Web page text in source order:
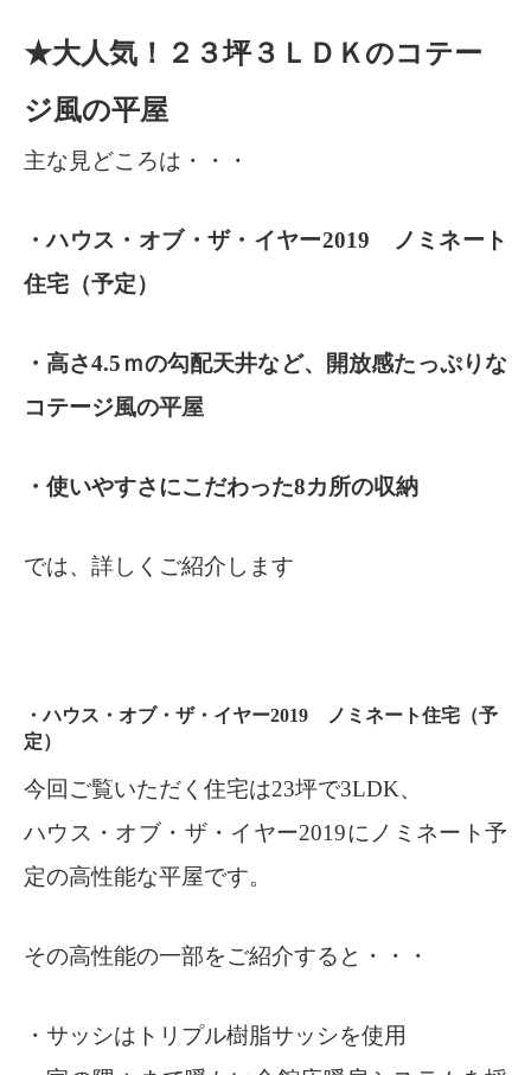
★大人気！２３坪３ＬＤＫのコテー
ジ風の平屋
主な見どころは・・・
・ハウス・オブ・ザ・イヤー2019 ノミネート
住宅（予定）
・高さ4.5ｍの勾配天井など、開放感たっぷりな
コテージ風の平屋
・使いやすさにこだわった8カ所の収納
では、詳しくご紹介します
・ハウス・オブ・ザ・イヤー2019 ノミネート住宅（予
定）
今回ご覧いただく住宅は23坪で3LDK、
ハウス・オブ・ザ・イヤー2019にノミネート予
定の高性能な平屋です。
その高性能の一部をご紹介すると・・・
・サッシはトリプル樹脂サッシを使用